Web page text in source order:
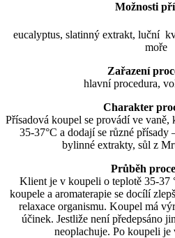
Možnosti
eucalyptus, slatinný extrakt, luční
moře
Zařazení
hlavní procedura,
Charakter
Přísadová koupel se provádí ve vaně,
35-37°C a dodají se různé přísady
bylinné extrakty, sůl z
Průběh
Klient je v koupeli o teplotě 35-37
koupele a aromaterapie se docílí
relaxace organismu. Koupel má
účinek. Jestliže není předepsáno
neoplachuje. Po koupeli